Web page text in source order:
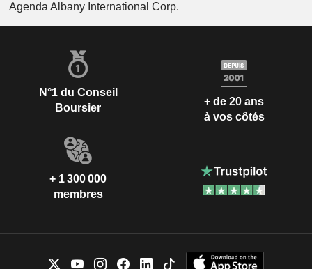
Agenda Albany International Corp.
N°1 du Conseil
Boursier
+ de 20 ans
à vos côtés
+ 1 300 000
membres